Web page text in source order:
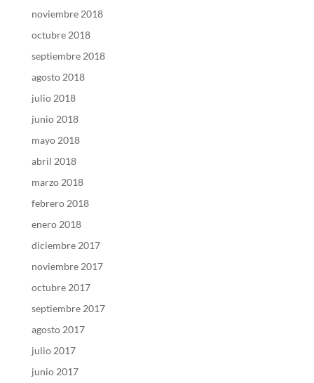
noviembre 2018
octubre 2018
septiembre 2018
agosto 2018
julio 2018
junio 2018
mayo 2018
abril 2018
marzo 2018
febrero 2018
enero 2018
diciembre 2017
noviembre 2017
octubre 2017
septiembre 2017
agosto 2017
julio 2017
junio 2017